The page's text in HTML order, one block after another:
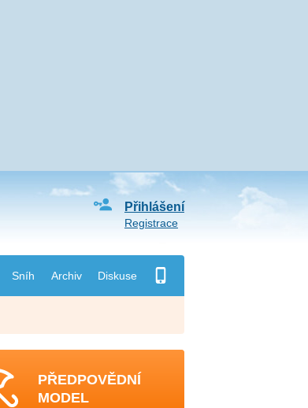
Sníh Archiv Diskuse
Přihlášení
Registrace
PŘEDPOVĚDNÍ
MODEL